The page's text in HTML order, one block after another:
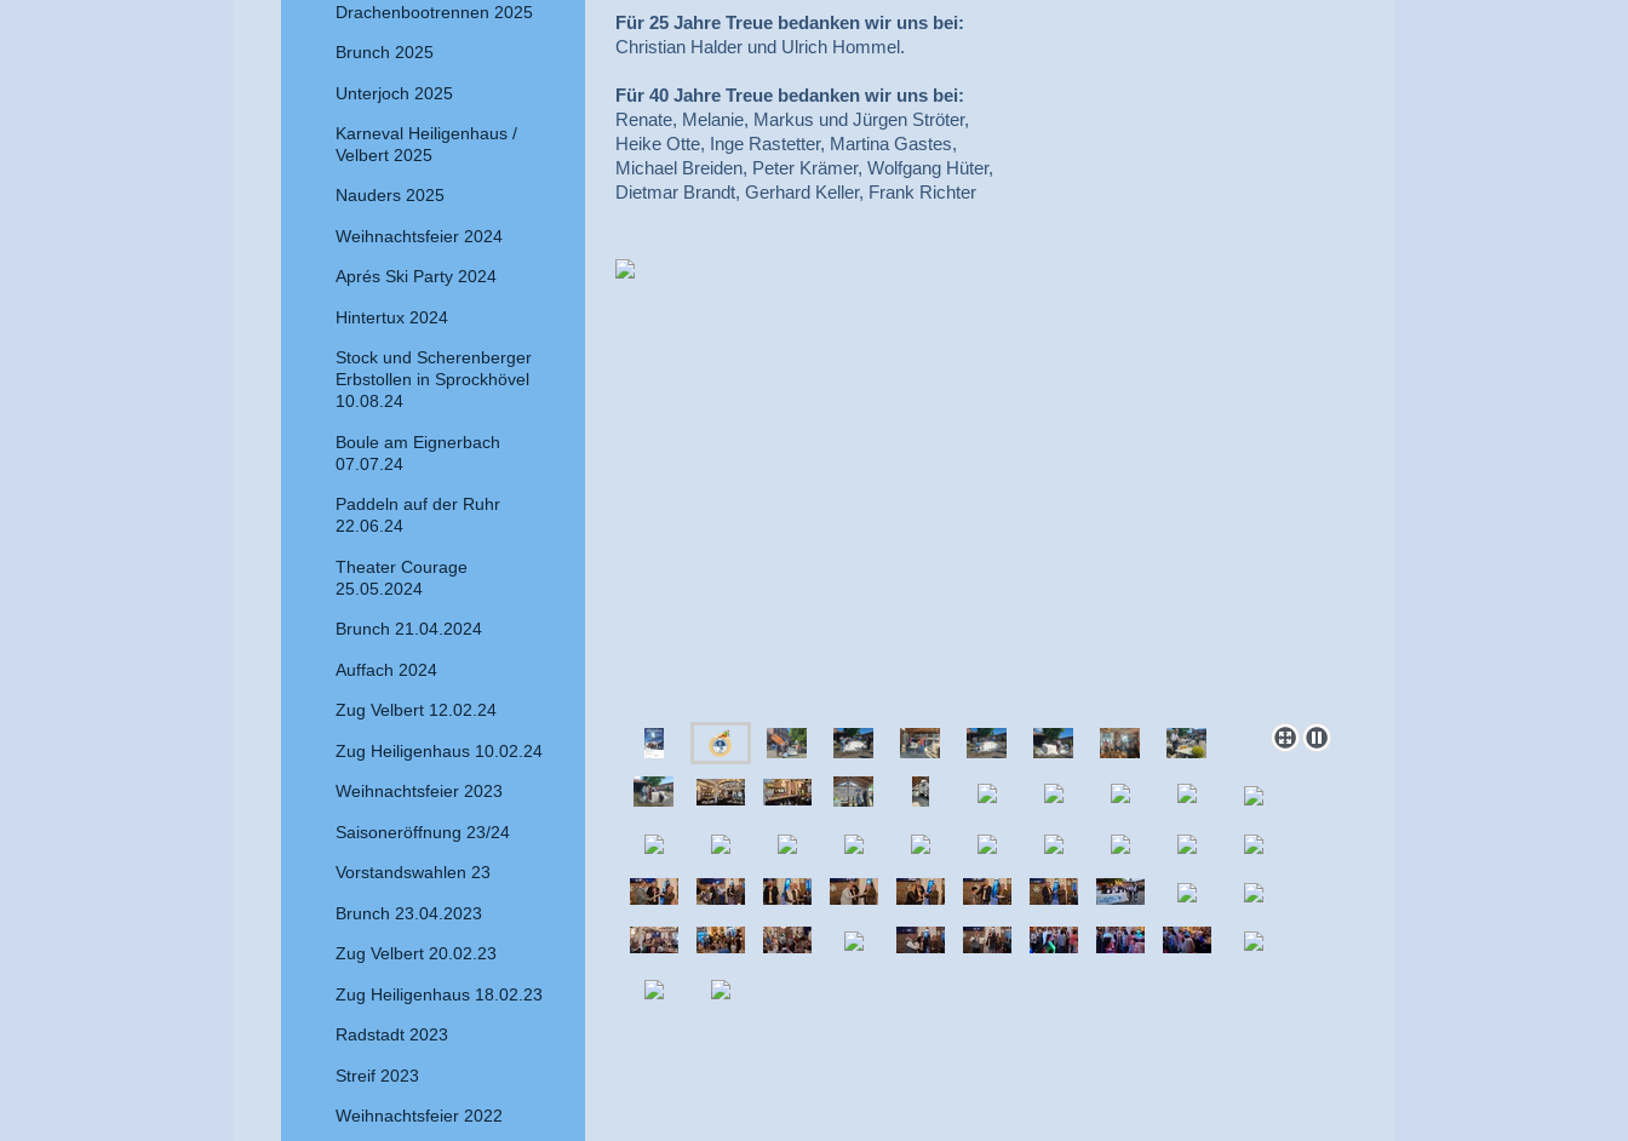
Für 25 Jahre Treue bedanken wir uns bei:
Christian Halder und Ulrich Hommel.
Für 40 Jahre Treue bedanken wir uns bei:
Renate, Melanie, Markus und Jürgen Ströter,
Heike Otte, Inge Rastetter, Martina Gastes,
Michael Breiden, Peter Krämer, Wolfgang Hüter,
Dietmar Brandt, Gerhard Keller, Frank Richter
Drachenbootrennen 2025
Brunch 2025
Unterjoch 2025
Karneval Heiligenhaus /
Velbert 2025
Nauders 2025
Weihnachtsfeier 2024
Aprés Ski Party 2024
Hintertux 2024
Stock und Scherenberger
Erbstollen in Sprockhövel
10.08.24
Boule am Eignerbach
07.07.24
Paddeln auf der Ruhr
22.06.24
Theater Courage
25.05.2024
Brunch 21.04.2024
Auffach 2024
Zug Velbert 12.02.24
Zug Heiligenhaus 10.02.24
Weihnachtsfeier 2023
Saisoneröffnung 23/24
Vorstandswahlen 23
Brunch 23.04.2023
Zug Velbert 20.02.23
Zug Heiligenhaus 18.02.23
Radstadt 2023
Streif 2023
Weihnachtsfeier 2022